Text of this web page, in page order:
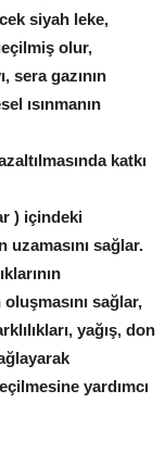
siyah leke,
olur,
sera gazının
ısınmanın
katkı
) içindeki
uzamasını sağlar.
sağlar,
yağış, don
yardımcı